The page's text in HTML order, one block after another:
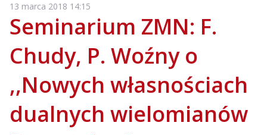
13 marca 2018 14:15
Seminarium ZMN: F.
Chudy, P. Woźny o
,,Nowych własnościach
dualnych wielomianów